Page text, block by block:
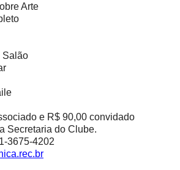
Arte
Salão
e R$ 90,00 convidado
Secretaria do Clube.
3675-4202